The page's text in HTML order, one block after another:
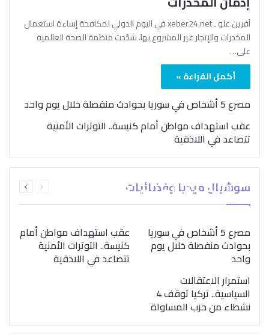
آفرين علو ـ xeber24.net في اليوم الدولي لمكافحة إساءة استعمال
المخدرات والإتجار غير المشروع بها، شدّدت منظمة الصحة العالمية
على…
أكمل القراءة »
مصرع 5 أشخاص في سوريا بحوادث منفصلة خلال يوم واحد
عقب استهداف مواطن أمام كنيسة.. التوترات الأمنية
تتصاعد في اللاذقية
سوشيال ميديا وفضائيات الصفحةالصفحة
بمناسبة اليوم الدولي..
“الصحة العالمية” تؤكد
ضرورة اتباع نهج متكامل
لمواجهة إدمان المخدرات
مصرع 5 أشخاص في سوريا
بحوادث منفصلة خلال يوم
واحد
عقب استهداف مواطن أمام
كنيسة.. التوترات الأمنية
تتصاعد في اللاذقية
استمرار الاعتقالات
السياسية.. تركيا توقف 4
نشطاء من حزب المساواة